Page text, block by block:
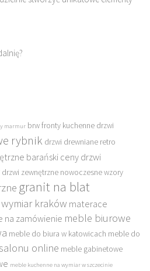
marmur brw fronty kuchenne drzwi
rybnik drzwi drewniane retro
barański cenydrzwi
drzwi zewnętrzne nowoczesne wzory
granit na blat
kraków materace
na zamówienie meble biurowe
meble do biura w katowicach meble do
online meble gabinetowe
meble kuchenne na wymiar w szczecinie